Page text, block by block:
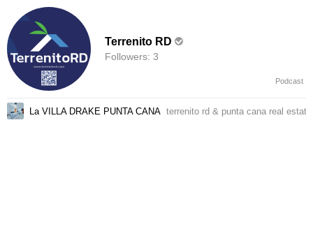
Terrenito RD
Followers: 3
Podcast
La VILLA DRAKE PUNTA CANA terrenito rd & punta cana real estate